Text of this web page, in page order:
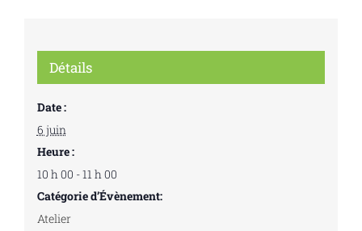
Détails
Date :
6 juin
Heure :
10 h 00 - 11 h 00
Catégorie d’Évènement:
Atelier